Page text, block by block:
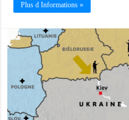
Plus d Informations »